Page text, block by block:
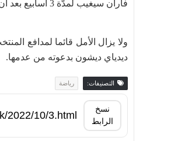
فاران سيغيب لمدّة 3 أسابيع بعد أن كشفت الفحوصات الطبيّة أنّ إصابته تتمثّل في تمطّط عضلي.
ولا يزال الأمل قائما لمدافع
ديدياي ديشون بدعوته من عدمها.
التصنيفات: رياضة
نسخ
الرابط